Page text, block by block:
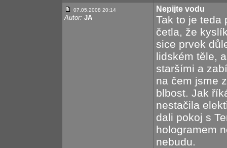
07.05.2008 20:14
Autor: JA
Nepijte vodu
Tak to je teda
četla, že
sice prvek
lidském těle,
staršími a
na čem jsme
blbost. Jak
nestačila
dali pokoj s
hologramem
nebudu.